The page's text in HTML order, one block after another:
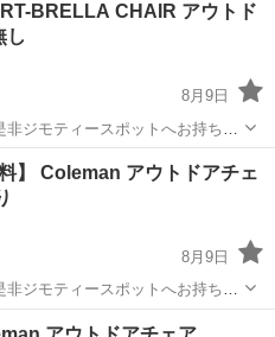
BRELLA CHAIR アウトド
8月9日
モティースポットへお持ち込
・レジャー用品、こども用品、
・DVDなどが無料でまとめて持
トドア
】 Coleman アウトドアチェ
8月9日
モティースポットへお持ち込
・レジャー用品、こども用品、